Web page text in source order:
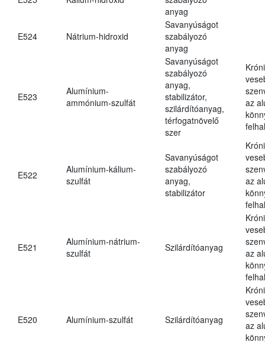
anyag
E524 Nátrium-hidroxid
Savanyúságot
szabályozó
anyag
E523
Alumínium-
ammónium-szulfát
Savanyúságot
szabályozó
anyag,
stabilizátor,
szilárdítóanyag,
térfogatnövelő
szer
az
E522
Alumínium-kálium-
szulfát
Savanyúságot
szabályozó
anyag,
stabilizátor
az
E521
Alumínium-nátrium-
szulfát
Szilárdítóanyag
az
E520 Alumínium-szulfát Szilárdítóanyag
az